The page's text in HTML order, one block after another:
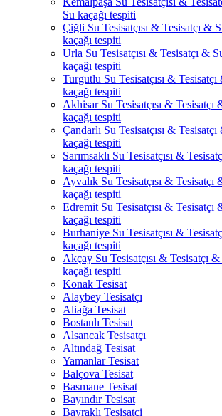
Su kaçağı tespiti
Çiğli Su Tesisatçısı & Tesisatçı &
kaçağı tespiti
Urla Su Tesisatçısı & Tesisatçı &
kaçağı tespiti
Turgutlu Su Tesisatçısı &
kaçağı tespiti
Akhisar Su Tesisatçısı & Tesisatçı
kaçağı tespiti
Çandarlı Su Tesisatçısı &
kaçağı tespiti
Sarımsaklı Su Tesisatçısı &
kaçağı tespiti
Ayvalık Su Tesisatçısı &
kaçağı tespiti
Edremit Su Tesisatçısı & Tesisatçı
kaçağı tespiti
Burhaniye Su Tesisatçısı &
kaçağı tespiti
Akçay Su Tesisatçısı & Tesisatçı
kaçağı tespiti
Konak Tesisat
Alaybey Tesisatçı
Aliağa Tesisat
Bostanlı Tesisat
Alsancak Tesisatçı
Altındağ Tesisat
Yamanlar Tesisat
Balçova Tesisat
Basmane Tesisat
Bayındır Tesisat
Bayraklı Tesisatçi